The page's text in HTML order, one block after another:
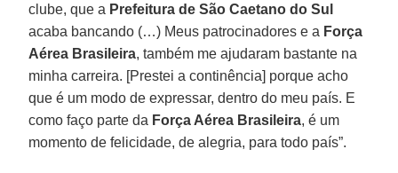
clube, que a Prefeitura de São Caetano do Sul
acaba bancando (…) Meus patrocinadores e a Força
Aérea Brasileira, também me ajudaram bastante na
minha carreira. [Prestei a continência] porque acho
que é um modo de expressar, dentro do meu país. E
como faço parte da Força Aérea Brasileira, é um
momento de felicidade, de alegria, para todo país”.